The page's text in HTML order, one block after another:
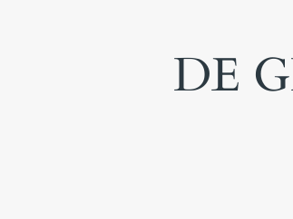
DE